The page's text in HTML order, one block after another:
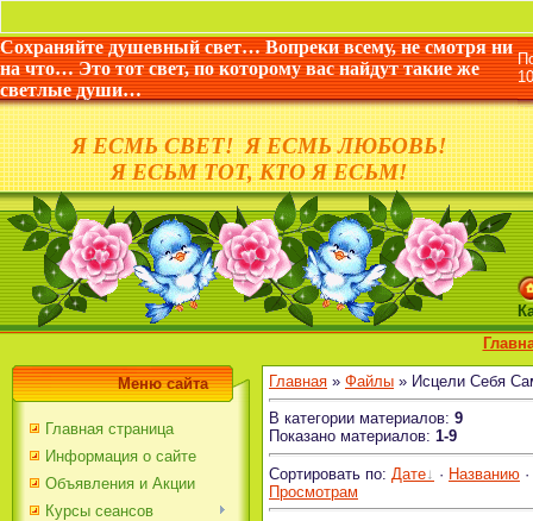
Сохраняйте душевный свет… Вопреки всему, не смотря ни
на что… Это тот свет, по которому вас найдут такие же
светлые души…
Я ЕСМЬ СВЕТ! Я ЕСМЬ ЛЮБОВЬ!
Я ЕСЬМ ТОТ, КТО Я ЕСЬМ!
Меню сайта
Главная страница
Информация о сайте
Объявления и Акции
Курсы сеансов
Главная » Файлы » Исцели Себя
В категории материалов: 9
Показано материалов: 1-9
Сортировать по: Дате · Названию ·
Просмотрам